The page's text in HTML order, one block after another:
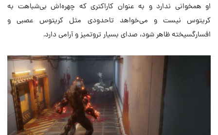
او همخوانی ندارد و به عنوان کاراکتری که چهره‌اش بی‌شباهت به
کریتوس نیست و می‌خواهد تاحدودی مثل کریتوس عصبی و
افسارگسیخته ظاهر شود، صدای بسیار تروتمیز و آرامی دارد.